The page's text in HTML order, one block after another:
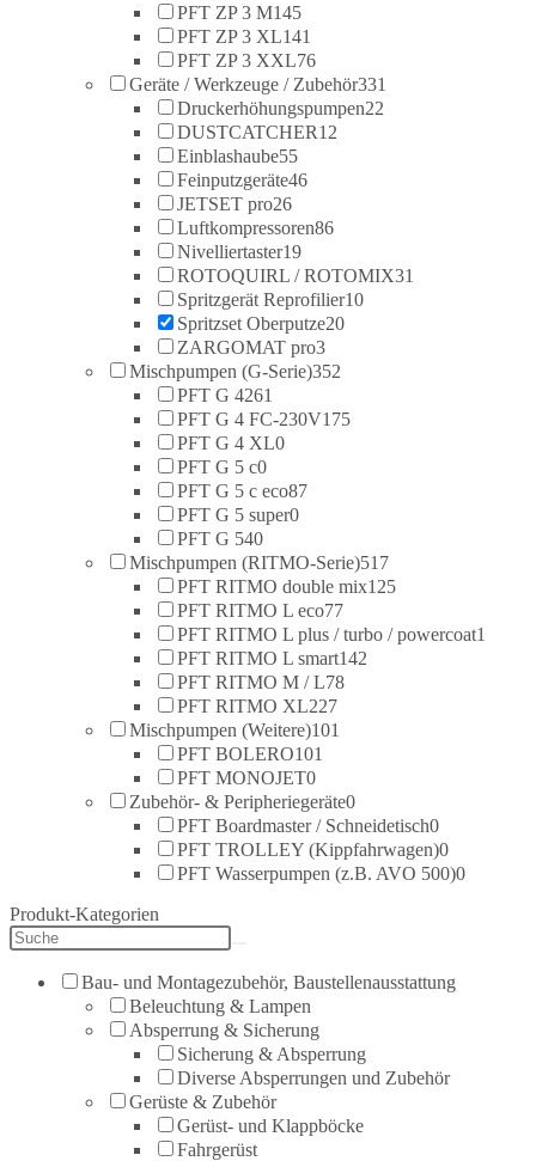
PFT ZP 3 M145
PFT ZP 3 XL141
PFT ZP 3 XXL76
Geräte / Werkzeuge / Zubehör331
Druckerhöhungspumpen22
DUSTCATCHER12
Einblashaube55
Feinputzgeräte46
JETSET pro26
Luftkompressoren86
Nivelliertaster19
ROTOQUIRL / ROTOMIX31
Spritzgerät Reprofilier10
Spritzset Oberputze20
ZARGOMAT pro3
Mischpumpen (G-Serie)352
PFT G 4261
PFT G 4 FC-230V175
PFT G 4 XL0
PFT G 5 c0
PFT G 5 c eco87
PFT G 5 super0
PFT G 540
Mischpumpen (RITMO-Serie)517
PFT RITMO double mix125
PFT RITMO L eco77
PFT RITMO L plus / turbo / powercoat1
PFT RITMO L smart142
PFT RITMO M / L78
PFT RITMO XL227
Mischpumpen (Weitere)101
PFT BOLERO101
PFT MONOJET0
Zubehör- & Peripheriegeräte0
PFT Boardmaster / Schneidetisch0
PFT TROLLEY (Kippfahrwagen)0
PFT Wasserpumpen (z.B. AVO 500)0
Produkt-Kategorien
Bau- und Montagezubehör, Baustellenausstattung
Beleuchtung & Lampen
Absperrung & Sicherung
Sicherung & Absperrung
Diverse Absperrungen und Zubehör
Gerüste & Zubehör
Gerüst- und Klappböcke
Fahrgerüst